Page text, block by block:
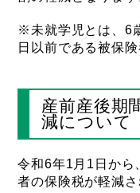
※未就学児とは、6
日以前である被保険
産前産後期
減について
令和6年1月1日から
者の保険税が軽減さ